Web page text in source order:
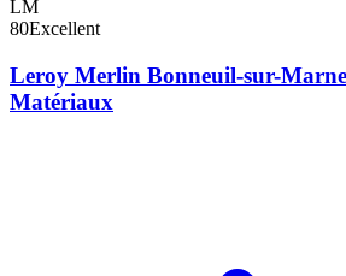
LM
80Excellent
Leroy Merlin Bonneuil-sur-Marne
Matériaux